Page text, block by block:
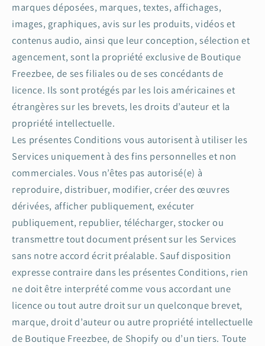
marques déposées, marques, textes, affichages,
images, graphiques, avis sur les produits, vidéos et
contenus audio, ainsi que leur conception, sélection et
agencement, sont la propriété exclusive de Boutique
Freezbee, de ses filiales ou de ses concédants de
licence. Ils sont protégés par les lois américaines et
étrangères sur les brevets, les droits d’auteur et la
propriété intellectuelle.
Les présentes Conditions vous autorisent à utiliser les
Services uniquement à des fins personnelles et non
commerciales. Vous n’êtes pas autorisé(e) à
reproduire, distribuer, modifier, créer des œuvres
dérivées, afficher publiquement, exécuter
publiquement, republier, télécharger, stocker ou
transmettre tout document présent sur les Services
sans notre accord écrit préalable. Sauf disposition
expresse contraire dans les présentes Conditions, rien
ne doit être interprété comme vous accordant une
licence ou tout autre droit sur un quelconque brevet,
marque, droit d’auteur ou autre propriété intellectuelle
de Boutique Freezbee, de Shopify ou d’un tiers. Toute